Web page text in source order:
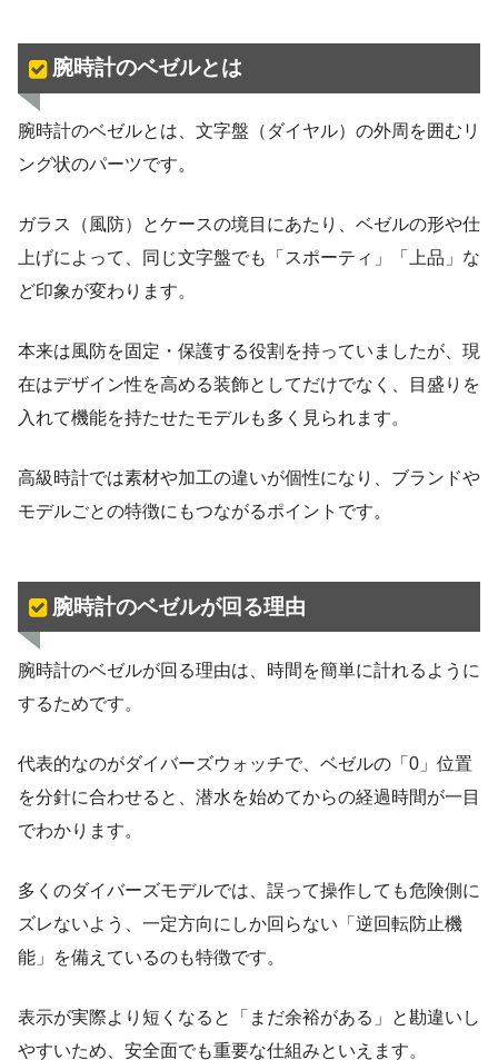
腕時計のベゼルとは
腕時計のベゼルとは、文字盤（ダイヤル）の外周を囲むリ
ング状のパーツです。
ガラス（風防）とケースの境目にあたり、ベゼルの形や仕
上げによって、同じ文字盤でも「スポーティ」「上品」な
ど印象が変わります。
本来は風防を固定・保護する役割を持っていましたが、現
在はデザイン性を高める装飾としてだけでなく、目盛りを
入れて機能を持たせたモデルも多く見られます。
高級時計では素材や加工の違いが個性になり、ブランドや
モデルごとの特徴にもつながるポイントです。
腕時計のベゼルが回る理由
腕時計のベゼルが回る理由は、時間を簡単に計れるように
するためです。
代表的なのがダイバーズウォッチで、ベゼルの「0」位置
を分針に合わせると、潜水を始めてからの経過時間が一目
でわかります。
多くのダイバーズモデルでは、誤って操作しても危険側に
ズレないよう、一定方向にしか回らない「逆回転防止機
能」を備えているのも特徴です。
表示が実際より短くなると「まだ余裕がある」と勘違いし
やすいため、安全面でも重要な仕組みといえます。